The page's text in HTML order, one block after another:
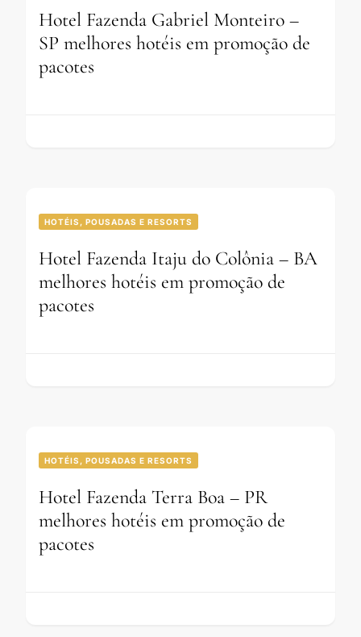
Hotel Fazenda Gabriel Monteiro –
SP melhores hotéis em promoção de
pacotes
HOTÉIS, POUSADAS E RESORTS
Hotel Fazenda Itaju do Colônia – BA
melhores hotéis em promoção de
pacotes
HOTÉIS, POUSADAS E RESORTS
Hotel Fazenda Terra Boa – PR
melhores hotéis em promoção de
pacotes